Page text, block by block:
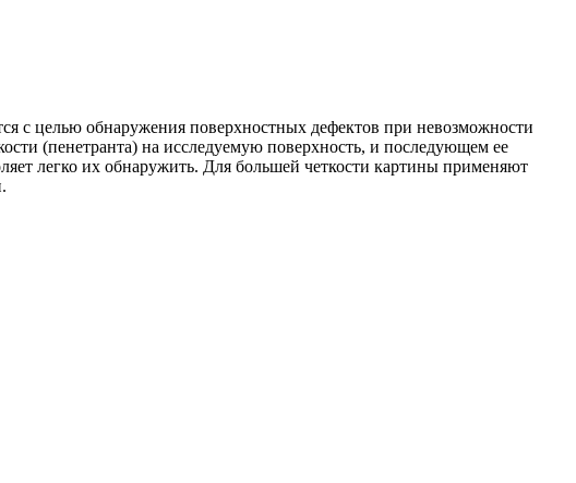
с целью обнаружения поверхностных дефектов при невозможности
(пенетранта) на исследуемую поверхность, и последующем ее
легко их обнаружить. Для большей четкости картины применяют